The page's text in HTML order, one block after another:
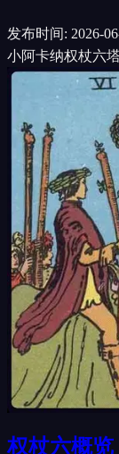
发布时间: 2026-
小阿卡纳权杖六
权杖六概览